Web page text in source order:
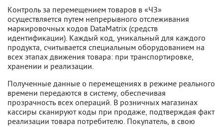
Контроль за перемещением товаров в «ЧЗ»
осуществляется путем непрерывного отслеживания
маркировочных кодов DataMatrix (средств
идентификации). Каждый код, уникальный для каждого
продукта, считывается специальным оборудованием на
всех этапах движения товара: при транспортировке,
хранении и реализации.
Полученные данные о перемещениях в режиме реального
времени передаются в систему, обеспечивая
прозрачность всех операций. В розничных магазинах
кассиры сканируют коды при продаже, подтверждая факт
реализации товара потребителю. Покупатель, в свою